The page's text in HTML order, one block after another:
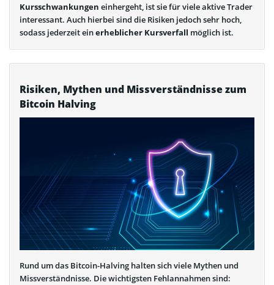
Kursschwankungen einhergeht, ist sie für viele aktive Trader
interessant. Auch hierbei sind die Risiken jedoch sehr hoch,
sodass jederzeit einerheblicher Kursverfall möglich ist.
Risiken, Mythen und Missverständnisse zum
Bitcoin Halving
Rund um das Bitcoin-Halving halten sich viele Mythen und
Missverständnisse. Die wichtigsten Fehlannahmen sind: